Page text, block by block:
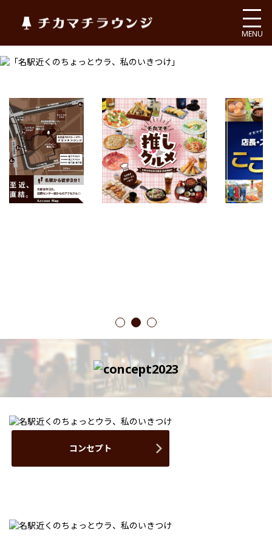
チカマチラウンジ
MENU
1 2 3
コンセプト